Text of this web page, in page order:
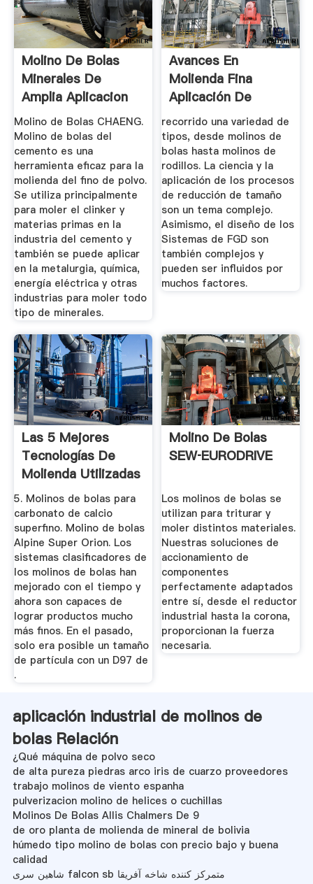
Molino De Bolas
Minerales De
Amplia Aplicacion
Molino de Bolas CHAENG.
Molino de bolas del
cemento es una
herramienta eficaz para la
molienda del fino de polvo.
Se utiliza principalmente
para moler el clinker y
materias primas en la
industria del cemento y
también se puede aplicar
en la metalurgia, química,
energía eléctrica y otras
industrias para moler todo
tipo de minerales.
Avances En
Molienda Fina
Aplicación De
Sistemas De ...
recorrido una variedad de
tipos, desde molinos de
bolas hasta molinos de
rodillos. La ciencia y la
aplicación de los procesos
de reducción de tamaño
son un tema complejo.
Asimismo, el diseño de los
Sistemas de FGD son
también complejos y
pueden ser influidos por
muchos factores.
Las 5 Mejores
Tecnologías De
Molienda Utilizadas
En ...
5. Molinos de bolas para
carbonato de calcio
superfino. Molino de bolas
Alpine Super Orion. Los
sistemas clasificadores de
los molinos de bolas han
mejorado con el tiempo y
ahora son capaces de
lograr productos mucho
más finos. En el pasado,
solo era posible un tamaño
de partícula con un D97 de
.
Molino De Bolas
SEW‑EURODRIVE
Los molinos de bolas se
utilizan para triturar y
moler distintos materiales.
Nuestras soluciones de
accionamiento de
componentes
perfectamente adaptados
entre sí, desde el reductor
industrial hasta la corona,
proporcionan la fuerza
necesaria.
aplicación industrial de molinos de
bolas Relación
¿Qué máquina de polvo seco
de alta pureza piedras arco iris de cuarzo proveedores
trabajo molinos de viento espanha
pulverizacion molino de helices o cuchillas
Molinos De Bolas Allis Chalmers De 9
de oro planta de molienda de mineral de bolivia
húmedo tipo molino de bolas con precio bajo y buena
calidad
شاهین سری falcon sb متمرکز کننده شاخه آفریقا